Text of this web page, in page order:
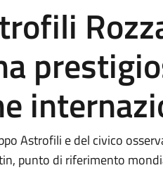
Astrofili e del civico
punto di riferimento